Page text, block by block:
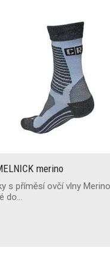
merino
s příměsí ovčí vlny
do…